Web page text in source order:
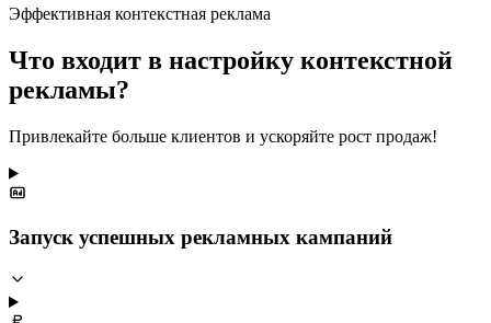
Эффективная контекстная реклама
Что входит в настройку контекстной
рекламы?
Привлекайте больше клиентов и ускоряйте рост продаж!
Запуск успешных рекламных кампаний